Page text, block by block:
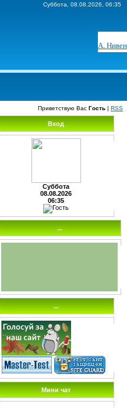
Суббота, 08.08.2026, 06:35
А. Нивен
Приветствую Вас Гость | RSS
Вход
Суббота
08.08.2026
06:35
...
...
Мини чат